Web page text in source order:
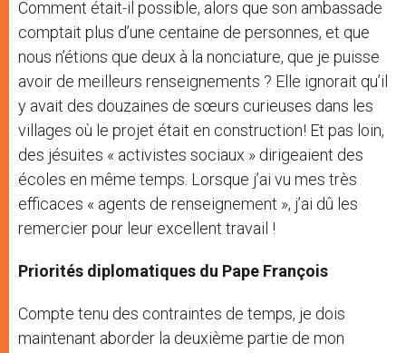
Comment était-il possible, alors que son ambassade
comptait plus d’une centaine de personnes, et que
nous n’étions que deux à la nonciature, que je puisse
avoir de meilleurs renseignements ? Elle ignorait qu’il
y avait des douzaines de sœurs curieuses dans les
villages où le projet était en construction! Et pas loin,
des jésuites « activistes sociaux » dirigeaient des
écoles en même temps. Lorsque j’ai vu mes très
efficaces « agents de renseignement », j’ai dû les
remercier pour leur excellent travail !
Priorités diplomatiques du Pape François
Compte tenu des contraintes de temps, je dois
maintenant aborder la deuxième partie de mon